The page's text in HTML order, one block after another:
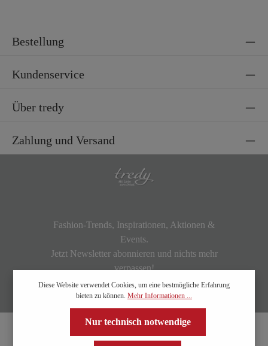
Bestellung
Kundenservice
Über tredy
Zahlung und Versand
Fashion-Trends, Inspirationen, Aktionen &
Events.
Jetzt Newsletter abonnieren und nichts mehr
verpassen!
Diese Website verwendet Cookies, um eine bestmögliche Erfahrung
bieten zu können. Mehr Informationen ...
Nur technisch notwendige